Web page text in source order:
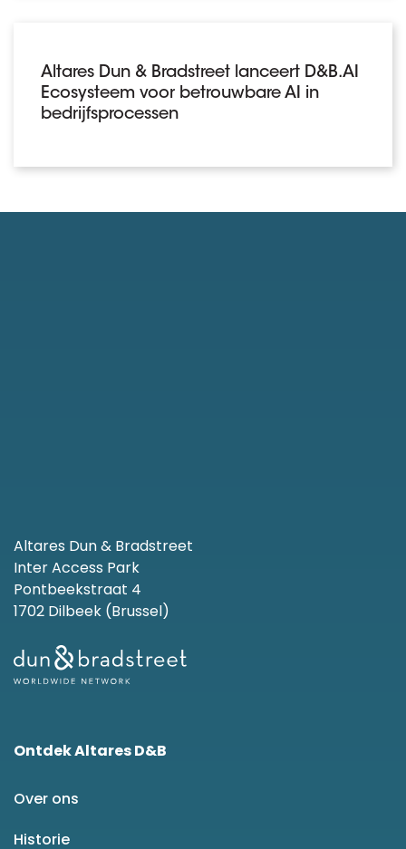
Altares Dun & Bradstreet lanceert D&B.AI
Ecosysteem voor betrouwbare AI in
bedrijfsprocessen
Altares Dun & Bradstreet
Inter Access Park
Pontbeekstraat 4
1702 Dilbeek (Brussel)
Ontdek Altares D&B
Over ons
Historie